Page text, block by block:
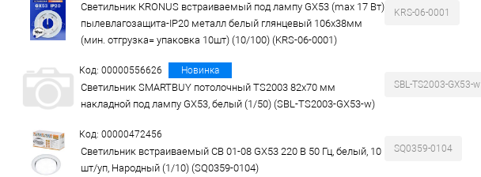
Светильник КRONUS встраиваемый под лампу GX53 (max 17 Вт)
пылевлагозащита-IP20 металл белый глянцевый 106х38мм
(мин. отгрузка= упаковка 10шт) (10/100) (KRS-06-0001)
KRS-06-0001
Код: 00000556626 Новинка
Светильник SMARTBUY потолочный TS2003 82x70 мм
накладной под лампу GX53, белый (1/50) (SBL-TS2003-GX53-w)
SBL-TS2003-GX53-w
Код: 00000472456
Светильник встраиваемый СВ 01-08 GX53 220 В 50 Гц, белый, 10
шт/уп, Народный (1/10) (SQ0359-0104)
SQ0359-0104